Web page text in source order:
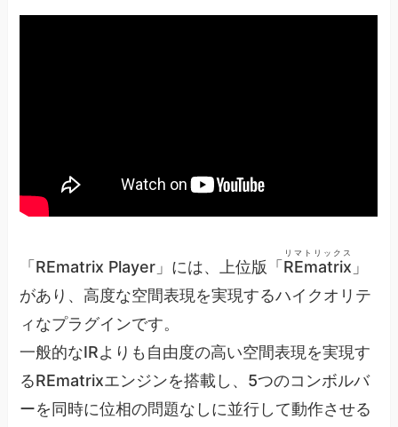
「 REmatrix Player」には、上位版「 REmatrix
リマトリックス
」
があり、高度な空間表現を実現するハイクオリテ
ィなプラグインです。
一般的なIRよりも自由度の高い空間表現を実現す
るREmatrixエンジンを搭載し、5つのコンボルバ
ーを同時に位相の問題なしに並行して動作させる